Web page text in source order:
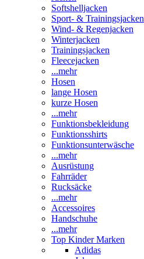
Softshelljacken
Sport- & Trainingsjacken
Wind- & Regenjacken
Winterjacken
Trainingsjacken
Fleecejacken
...mehr
Hosen
lange Hosen
kurze Hosen
...mehr
Funktionsbekleidung
Funktionsshirts
Funktionsunterwäsche
...mehr
Ausrüstung
Fahrräder
Rucksäcke
...mehr
Accessoires
Handschuhe
...mehr
Top Kinder Marken
Adidas